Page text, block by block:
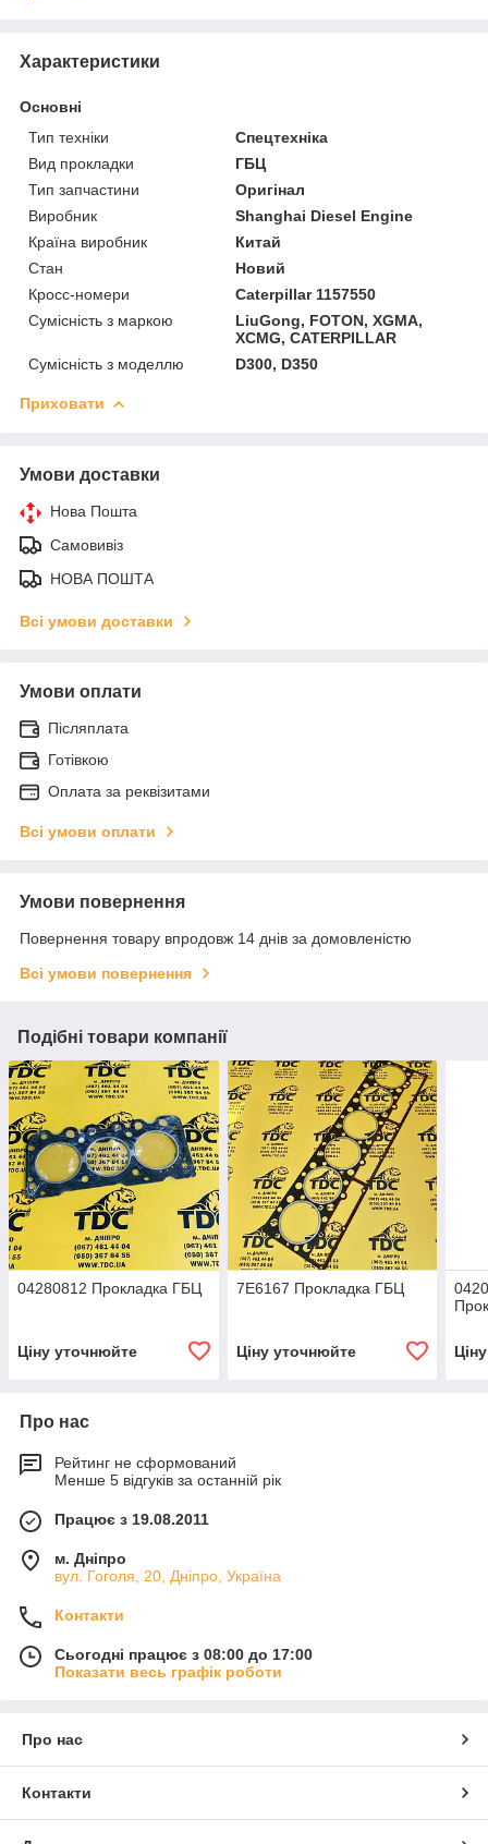
Характеристики
Основні
Тип техніки
Спецтехніка
Вид прокладки
ГБЦ
Тип запчастини
Оригінал
Виробник
Shanghai Diesel Engine
Країна виробник
Китай
Стан
Новий
Кросс-номери
Caterpillar 1157550
Сумісність з маркою
LiuGong, FOTON, XGMA,
XCMG, CATERPILLAR
Сумісність з моделлю
D300, D350
Приховати
Умови доставки
Нова Пошта
Самовивіз
НОВА ПОШТА
Всі умови доставки
Умови оплати
Післяплата
Готівкою
Оплата за реквізитами
Всі умови оплати
Умови повернення
Повернення товару впродовж 14 днів за домовленістю
Всі умови повернення
Подібні товари компанії
04280812 Прокладка ГБЦ
Ціну уточнюйте
7E6167 Прокладка ГБЦ
Ціну уточнюйте
Про нас
Рейтинг не сформований
Менше 5 відгуків за останній рік
Працює з 19.08.2011
м. Дніпро
вул. Гоголя, 20, Дніпро, Україна
Контакти
Сьогодні працює з 08:00 до 17:00
Показати весь графік роботи
Про нас
Контакти